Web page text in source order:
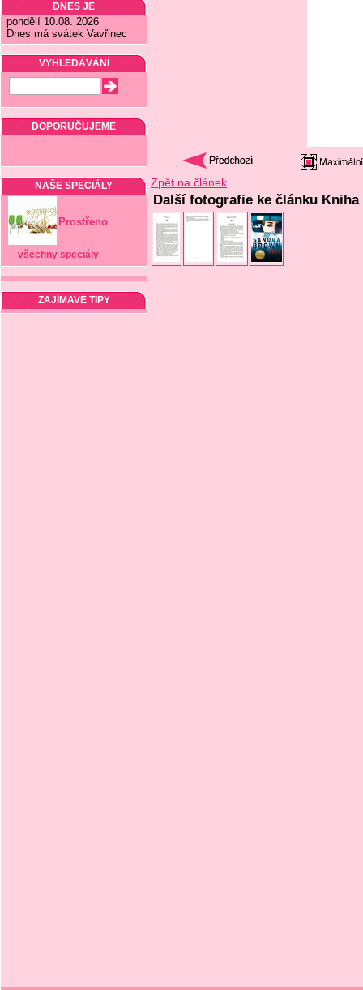
DNES JE
pondělí 10.08. 2026
Dnes má svátek Vavřinec
VYHLEDÁVÁNÍ
DOPORUČUJEME
NAŠE SPECIÁLY
Prostřeno
všechny speciály
ZAJÍMAVÉ TIPY
Zpět na článek
Další fotografie ke článku Kniha